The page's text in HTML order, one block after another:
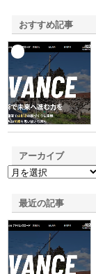
おすすめ記事
アーカイブ
最近の記事